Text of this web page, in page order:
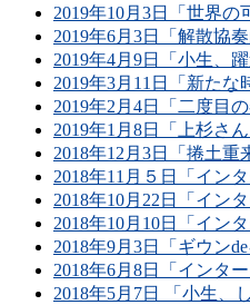
2019年10月3日「世界
2019年6月3日「解散協
2019年4月9日「小生、
2019年3月11日「新た
2019年2月4日「二度目
2019年1月8日「上杉さ
2018年12月3日「捲土重
2018年11月５日「イン
2018年10月22日「イン
2018年10月10日「イン
2018年9月3日「ギウン
2018年6月8日「インタ
2018年5月7日 「小生、